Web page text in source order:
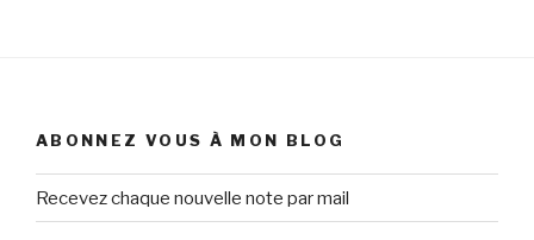
ABONNEZ VOUS À MON BLOG
Recevez chaque nouvelle note par mail